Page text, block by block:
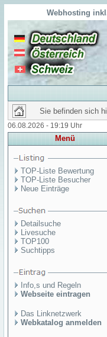
Webhosting
Sie befinden sich
06.08.2026 - 19:19 Uhr
Menü
TOP-Liste Bewertung
TOP-Liste Besucher
Neue Einträge
Detailsuche
Livesuche
TOP100
Suchtipps
Info,s und Regeln
Webseite eintragen
Das Linknetzwerk
Webkatalog anmelden